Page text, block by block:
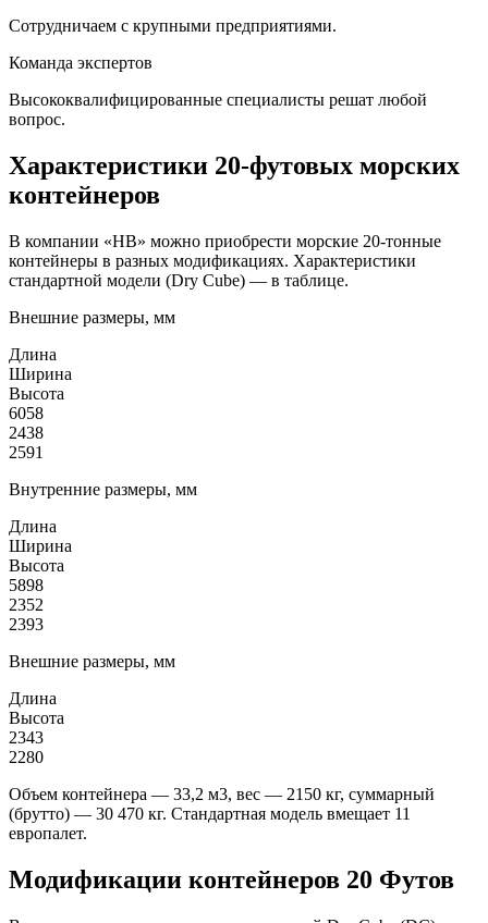
Сотрудничаем с крупными предприятиями.
Команда экспертов
Высококвалифицированные специалисты решат любой
вопрос.
Характеристики 20-футовых морских
контейнеров
В компании «HB» можно приобрести морские 20-тонные
контейнеры в разных модификациях. Характеристики
стандартной модели (Dry Cube) — в таблице.
Внешние размеры, мм
Длина
Ширина
Высота
6058
2438
2591
Внутренние размеры, мм
Длина
Ширина
Высота
5898
2352
2393
Внешние размеры, мм
Длина
Высота
2343
2280
Объем контейнера — 33,2 м3, вес — 2150 кг, суммарный
(брутто) — 30 470 кг. Стандартная модель вмещает 11
европалет.
Модификации контейнеров 20 Футов